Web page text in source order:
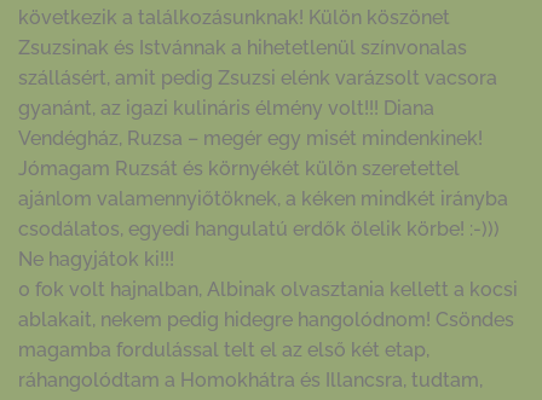
következik a találkozásunknak! Külön köszönet
Zsuzsinak és Istvánnak a hihetetlenül színvonalas
szállásért, amit pedig Zsuzsi elénk varázsolt vacsora
gyanánt, az igazi kulináris élmény volt!!! Diana
Vendégház, Ruzsa – megér egy misét mindenkinek!
Jómagam Ruzsát és környékét külön szeretettel
ajánlom valamennyiőtöknek, a kéken mindkét irányba
csodálatos, egyedi hangulatú erdők ölelik körbe! :-)))
Ne hagyjátok ki!!!
0 fok volt hajnalban, Albinak olvasztania kellett a kocsi
ablakait, nekem pedig hidegre hangolódnom! Csöndes
magamba fordulással telt el az első két etap,
ráhangolódtam a Homokhátra és Illancsra, tudtam,